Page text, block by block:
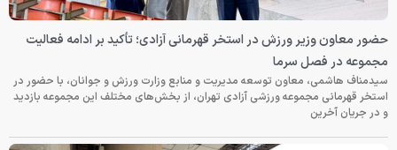
حضور معاون وزیر ورزش در استخر قهرمانی آزادی؛ تأکید بر ادامه فعالیت
مجموعه در فصل سرما
سیدمناف هاشمی، معاون توسعه مدیریت و منابع وزارت ورزش و جوانان، با حضور در
استخر قهرمانی مجموعه ورزشی آزادی تهران، از بخش‌های مختلف این مجموعه بازدید
و در جریان آخرین